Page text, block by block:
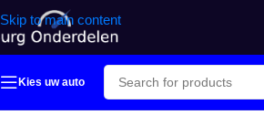
Skip to main content
Kies uw auto